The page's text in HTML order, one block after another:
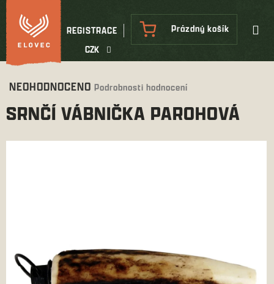
Přejít
na
obsah
CZK
REGISTRACE
NÁKUPNÍ
KOŠÍK
Prázdný košík
Průměrné
produktu
0,0
NEOHODNOCENO Podrobnosti hodnocení
SRNČÍ VÁBNIČKA PAROHOVÁ